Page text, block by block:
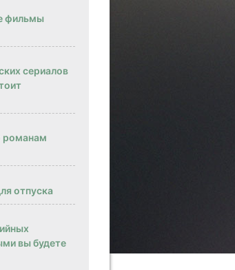
фильмы
сериалов
романам
отпуска
вы будете